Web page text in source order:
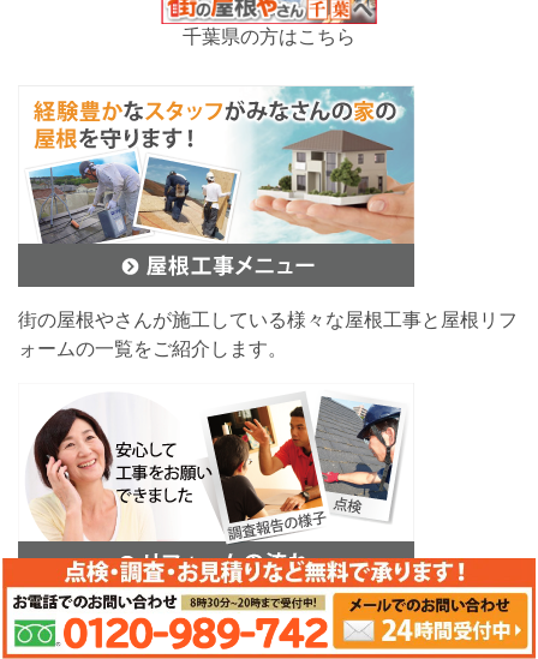
千葉県の方はこちら
街の屋根やさんが施工している様々な屋根工事と屋根リフ
ォームの一覧をご紹介します。
お客様の不安を解消できるように、お問い合わせから工事
の完成までの流れをご紹介しています。